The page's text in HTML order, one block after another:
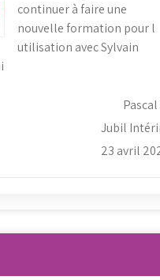
continuer à faire une
nouvelle formation pour l
utilisation avec Sylvain
Pascal
Jubil
23 avril